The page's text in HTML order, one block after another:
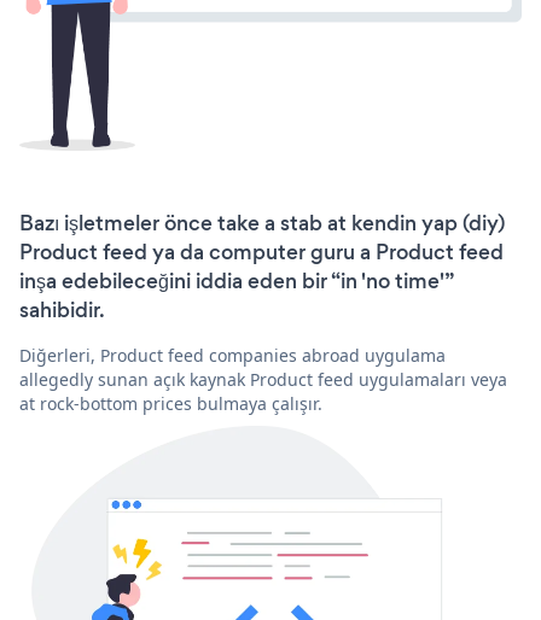
Bazı işletmeler önce take a stab at kendin yap (diy)
Product feed ya da computer guru a Product feed
inşa edebileceğini iddia eden bir “in 'no time'”
sahibidir.
Diğerleri, Product feed companies abroad uygulama
allegedly sunan açık kaynak Product feed uygulamaları veya
at rock-bottom prices bulmaya çalışır.